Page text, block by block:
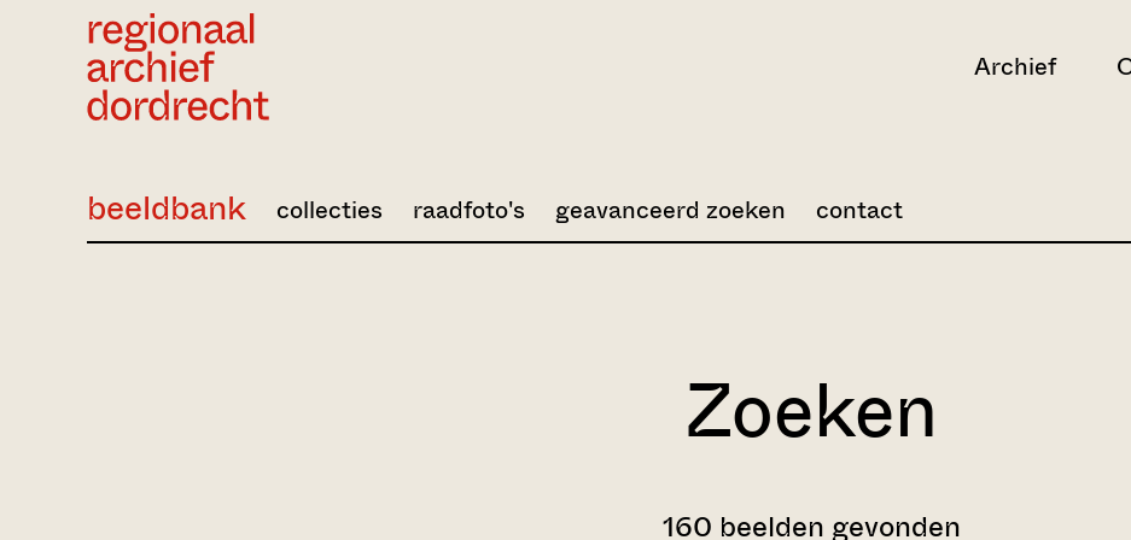
Archief
beeldbank collecties raadfoto's geavanceerd zoeken contact
Zoeken
160 beelden gevonden